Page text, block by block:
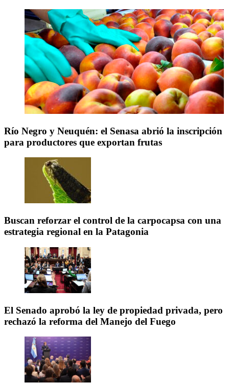
Río Negro y Neuquén: el Senasa abrió la inscripción
para productores que exportan frutas
Buscan reforzar el control de la carpocapsa con una
estrategia regional en la Patagonia
El Senado aprobó la ley de propiedad privada, pero
rechazó la reforma del Manejo del Fuego